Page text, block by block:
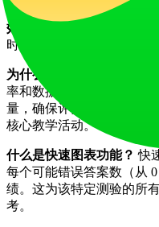
EZ Grader 比手动评分好
效
时、一致地提供结果。
为什么 EZ Grader 在现代
率和数据准确性是关键。
量，确保评分公平一致，
核心教学活动。
什么是快速图表功能？ 快
每个可能错误答案数（从
绩。这为该特定测验的所
考。